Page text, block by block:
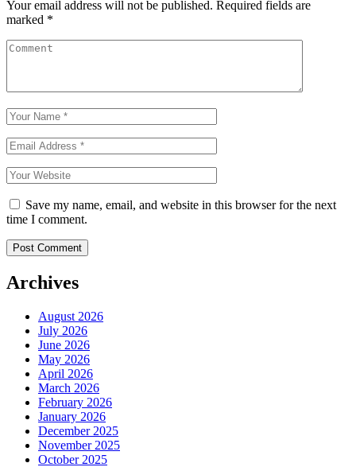
Your email address will not be published. Required fields are
marked *
Save my name, email, and website in this browser for the next
time I comment.
Archives
August 2026
July 2026
June 2026
May 2026
April 2026
March 2026
February 2026
January 2026
December 2025
November 2025
October 2025